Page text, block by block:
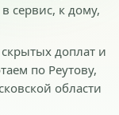
сервис, к дому,
доплат и
по Реутову,
области